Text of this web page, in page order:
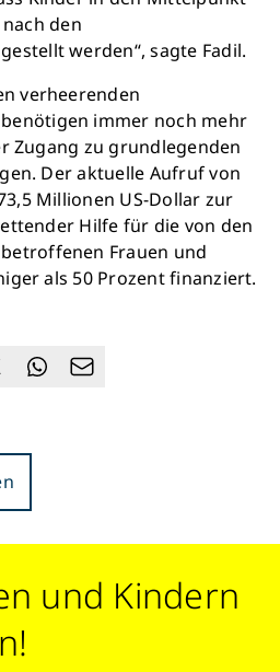
den
werden“, sagte Fadil.
verheerenden
immer noch mehr
Zugang zu grundlegenden
Der aktuelle Aufruf von
Millionen US-Dollar zur
Hilfe für die von den
Frauen und
als 50 Prozent finanziert.
und Kindern